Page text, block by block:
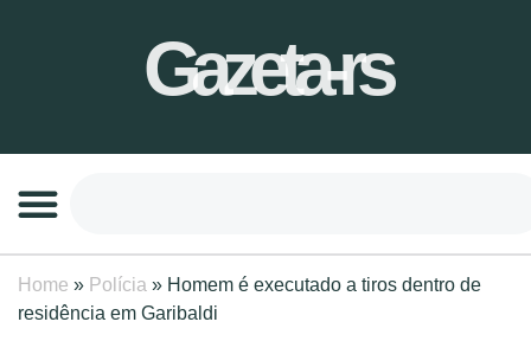
Gazeta-rs
Home » Polícia » Homem é executado a tiros dentro de
residência em Garibaldi